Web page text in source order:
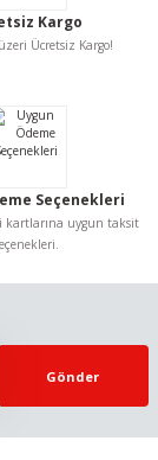
Kargo
Ücretsiz Kargo!
Seçenekleri
kartlarına uygun taksit
Gönder